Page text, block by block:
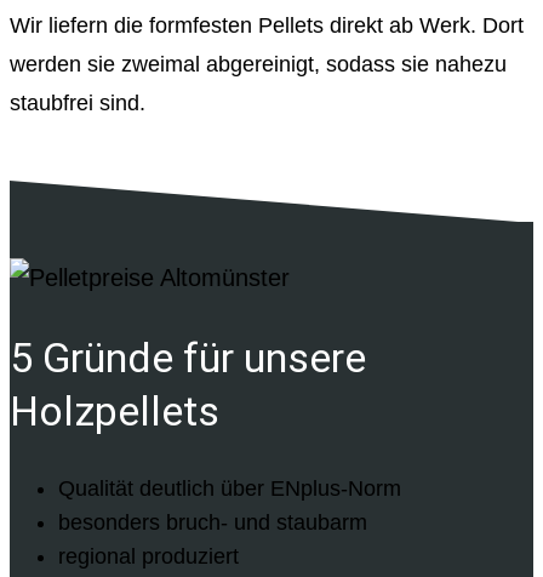
Wir liefern die formfesten Pellets direkt ab Werk. Dort
werden sie zweimal abgereinigt, sodass sie nahezu
staubfrei sind.
5 Gründe für unsere
Holzpellets
Qualität deutlich über ENplus-Norm
besonders bruch- und staubarm
regional produziert